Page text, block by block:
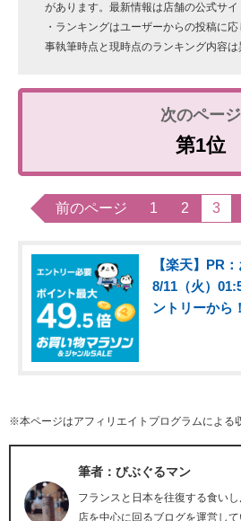
があります。最新情報は店舗の公式サイ
・ランキングはユーザーからの投稿に
事執筆時点と現時点のランキング内容は
第1位
前のページ 1 2 3
【楽天】PR
8/11（火）
ントリーから！
※本ページはアフィリエイトプログラムによる
筆者：びぶぐるマン
フランスと日本を往復する食い
店を中心に回るブログを運営し